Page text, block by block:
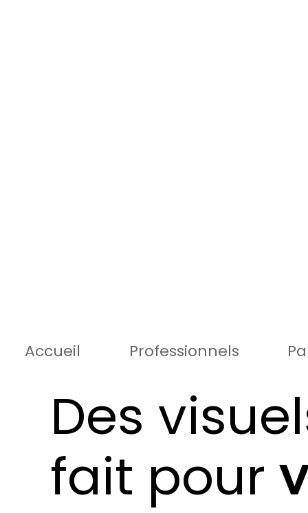
Accueil Professionnels
Des
fait pour